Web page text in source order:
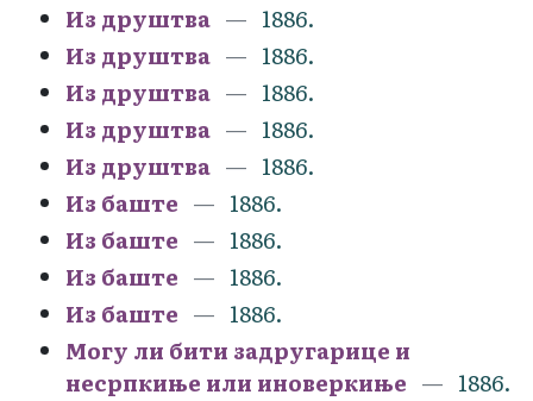
Из друштва
1886.
Из друштва
1886.
Из друштва
1886.
Из друштва
1886.
Из друштва
1886.
Из баште
1886.
Из баште
1886.
Из баште
1886.
Из баште
1886.
Могу ли бити задругарице и
несрпкиње или иноверкиње
1886.